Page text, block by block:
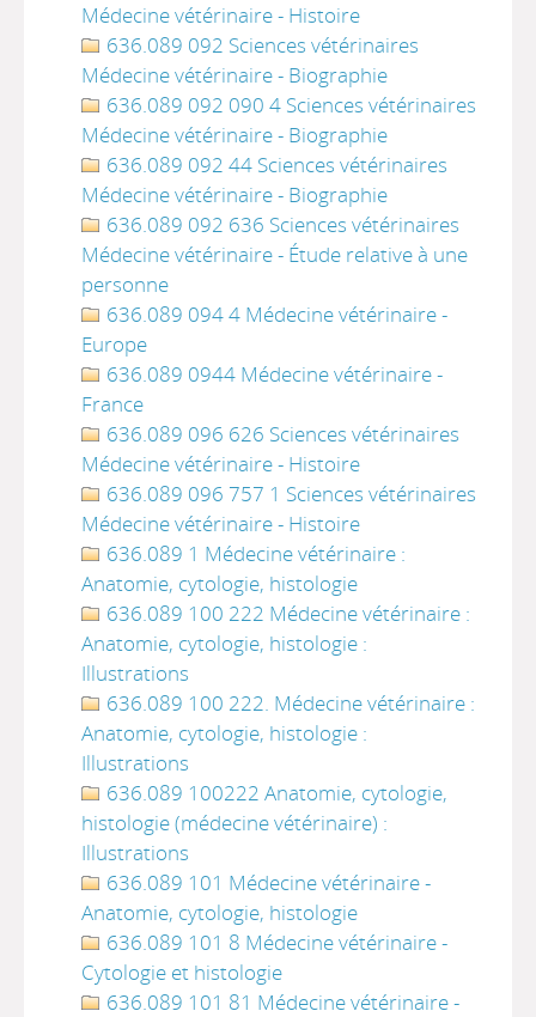
Médecine vétérinaire - Histoire
636.089 092 Sciences vétérinaires
Médecine vétérinaire - Biographie
636.089 092 090 4 Sciences vétérinaires
Médecine vétérinaire - Biographie
636.089 092 44 Sciences vétérinaires
Médecine vétérinaire - Biographie
636.089 092 636 Sciences vétérinaires
Médecine vétérinaire - Étude relative à une
personne
636.089 094 4 Médecine vétérinaire -
Europe
636.089 0944 Médecine vétérinaire -
France
636.089 096 626 Sciences vétérinaires
Médecine vétérinaire - Histoire
636.089 096 757 1 Sciences vétérinaires
Médecine vétérinaire - Histoire
636.089 1 Médecine vétérinaire :
Anatomie, cytologie, histologie
636.089 100 222 Médecine vétérinaire :
Anatomie, cytologie, histologie :
Illustrations
636.089 100 222. Médecine vétérinaire :
Anatomie, cytologie, histologie :
Illustrations
636.089 100222 Anatomie, cytologie,
histologie (médecine vétérinaire) :
Illustrations
636.089 101 Médecine vétérinaire -
Anatomie, cytologie, histologie
636.089 101 8 Médecine vétérinaire -
Cytologie et histologie
636.089 101 81 Médecine vétérinaire -